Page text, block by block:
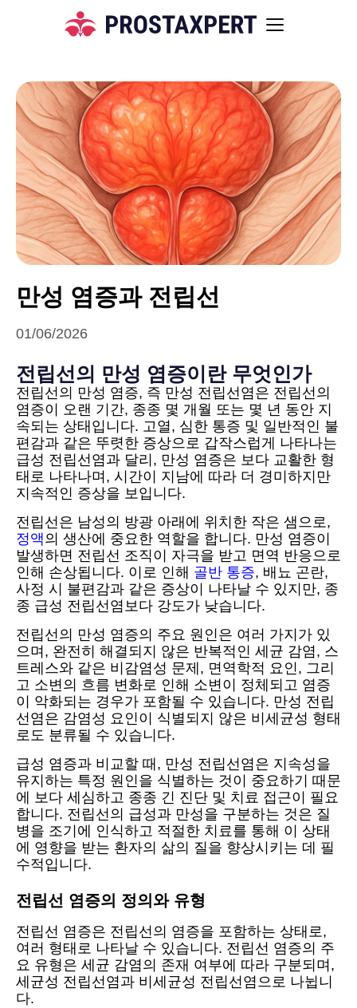
만성 염증과 전립선
01/06/2026
전립선의 만성 염증이란 무엇인가
전립선의 만성 염증, 즉 만성 전립선염은 전립선의
염증이 오랜 기간, 종종 몇 개월 또는 몇 년 동안 지
속되는 상태입니다. 고열, 심한 통증 및 일반적인 불
편감과 같은 뚜렷한 증상으로 갑작스럽게 나타나는
급성 전립선염과 달리, 만성 염증은 보다 교활한 형
태로 나타나며, 시간이 지남에 따라 더 경미하지만
지속적인 증상을 보입니다.
전립선은 남성의 방광 아래에 위치한 작은 샘으로,
정액의 생산에 중요한 역할을 합니다. 만성 염증이
발생하면 전립선 조직이 자극을 받고 면역 반응으로
인해 손상됩니다. 이로 인해 골반 통증, 배뇨 곤란,
사정 시 불편감과 같은 증상이 나타날 수 있지만, 종
종 급성 전립선염보다 강도가 낮습니다.
전립선의 만성 염증의 주요 원인은 여러 가지가 있
으며, 완전히 해결되지 않은 반복적인 세균 감염, 스
트레스와 같은 비감염성 문제, 면역학적 요인, 그리
고 소변의 흐름 변화로 인해 소변이 정체되고 염증
이 악화되는 경우가 포함될 수 있습니다. 만성 전립
선염은 감염성 요인이 식별되지 않은 비세균성 형태
로도 분류될 수 있습니다.
급성 염증과 비교할 때, 만성 전립선염은 지속성을
유지하는 특정 원인을 식별하는 것이 중요하기 때문
에 보다 세심하고 종종 긴 진단 및 치료 접근이 필요
합니다. 전립선의 급성과 만성을 구분하는 것은 질
병을 조기에 인식하고 적절한 치료를 통해 이 상태
에 영향을 받는 환자의 삶의 질을 향상시키는 데 필
수적입니다.
전립선 염증의 정의와 유형
전립선 염증은 전립선의 염증을 포함하는 상태로,
여러 형태로 나타날 수 있습니다. 전립선 염증의 주
요 유형은 세균 감염의 존재 여부에 따라 구분되며,
세균성 전립선염과 비세균성 전립선염으로 나뉩니
다.